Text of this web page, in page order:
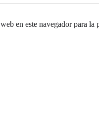
en este navegador para la